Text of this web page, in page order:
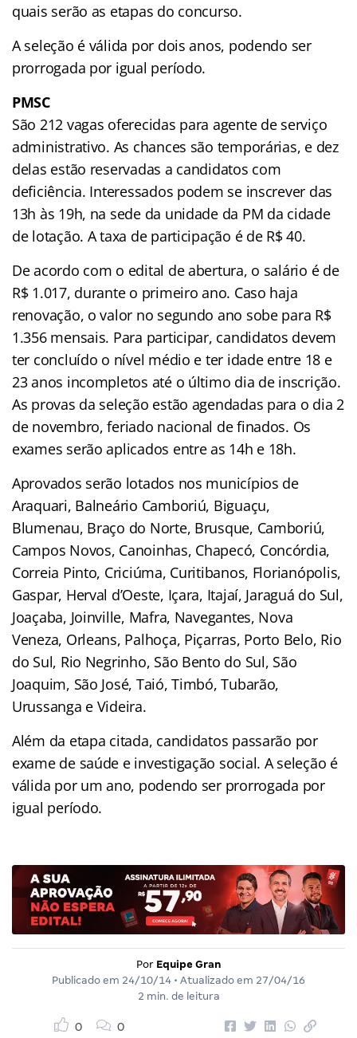
quais serão as etapas do concurso.
A seleção é válida por dois anos, podendo ser
prorrogada por igual período.
PMSC
São 212 vagas oferecidas para agente de serviço
administrativo. As chances são temporárias, e dez
delas estão reservadas a candidatos com
deficiência. Interessados podem se inscrever das
13h às 19h, na sede da unidade da PM da cidade
de lotação. A taxa de participação é de R$ 40.
De acordo com o edital de abertura, o salário é de
R$ 1.017, durante o primeiro ano. Caso haja
renovação, o valor no segundo ano sobe para R$
1.356 mensais. Para participar, candidatos devem
ter concluído o nível médio e ter idade entre 18 e
23 anos incompletos até o último dia de inscrição.
As provas da seleção estão agendadas para o dia 2
de novembro, feriado nacional de finados. Os
exames serão aplicados entre as 14h e 18h.
Aprovados serão lotados nos municípios de
Araquari, Balneário Camboriú, Biguaçu,
Blumenau, Braço do Norte, Brusque, Camboriú,
Campos Novos, Canoinhas, Chapecó, Concórdia,
Correia Pinto, Criciúma, Curitibanos, Florianópolis,
Gaspar, Herval d’Oeste, Içara, Itajaí, Jaraguá do Sul,
Joaçaba, Joinville, Mafra, Navegantes, Nova
Veneza, Orleans, Palhoça, Piçarras, Porto Belo, Rio
do Sul, Rio Negrinho, São Bento do Sul, São
Joaquim, São José, Taió, Timbó, Tubarão,
Urussanga e Videira.
Além da etapa citada, candidatos passarão por
exame de saúde e investigação social. A seleção é
válida por um ano, podendo ser prorrogada por
igual período.
Por Equipe Gran
Publicado em 24/10/14 • Atualizado em 27/04/16
2 min. de leitura
0 0